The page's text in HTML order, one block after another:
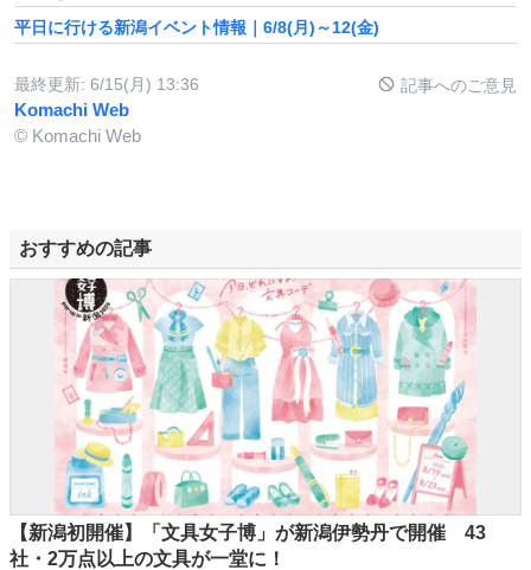
平日に行ける新潟イベント情報｜6/8(月)～12(金)
最終更新: 6/15(月) 13:36 記事へのご意見
Komachi Web
© Komachi Web
おすすめの記事
【新潟初開催】「文具女子博」が新潟伊勢丹で開催 43
社・2万点以上の文具が一堂に！